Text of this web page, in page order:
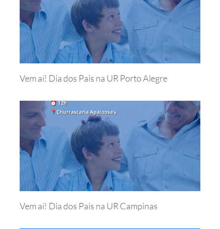
Vem aí! Dia dos Pais na UR Porto Alegre
Vem aí! Dia dos Pais na UR Campinas